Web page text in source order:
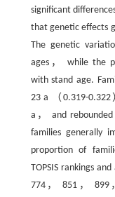
significant
that genetic effects
The genetic
ages， while the
with stand age.
23 a （0.319-
a， and
families generally
proportion of
TOPSIS rankings
774， 851， 899